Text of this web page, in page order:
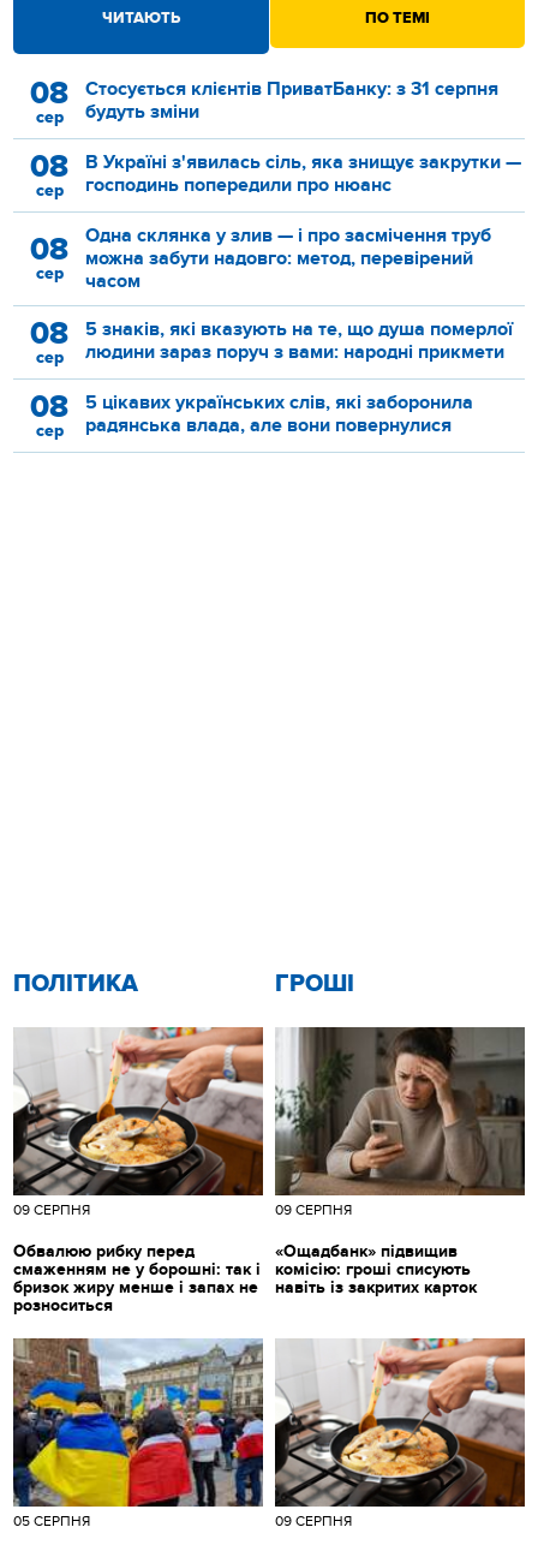
ЧИТАЮТЬ ПО ТЕМІ
08
сер
Стосується клієнтів ПриватБанку: з 31 серпня
будуть зміни
08
сер
В Україні з'явилась сіль, яка знищує закрутки —
господинь попередили про нюанс
08
сер
Одна склянка у злив — і про засмічення труб
можна забути надовго: метод, перевірений
часом
08
сер
5 знаків, які вказують на те, що душа померлої
людини зараз поруч з вами: народні прикмети
08
сер
5 цікавих українських слів, які заборонила
радянська влада, але вони повернулися
ПОЛІТИКА
09 СЕРПНЯ
Обвалюю рибку перед
смаженням не у борошні: так і
бризок жиру менше і запах не
розноситься
ГРОШІ
09 СЕРПНЯ
«Ощадбанк» підвищив
комісію: гроші списують
навіть із закритих карток
05 СЕРПНЯ 09 СЕРПНЯ